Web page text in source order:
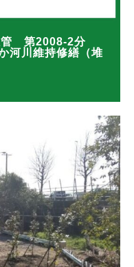
管 第2008-2分
河川維持修繕（堆